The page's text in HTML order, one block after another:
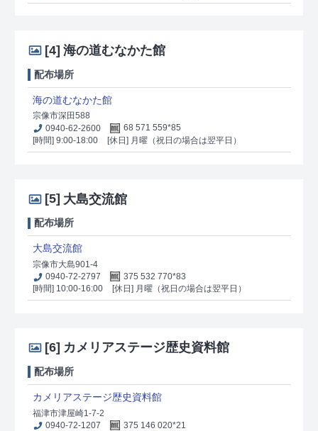
[4] 海の道むなかた館
配布場所
海の道むなかた館
宗像市深田588
0940-62-2600
68 571 559*85
[時間] 9:00-18:00
[休日] 月曜（祝日の場合は翌平日）
[5] 大島交流館
配布場所
大島交流館
宗像市大島901-4
0940-72-2797
375 532 770*83
[時間] 10:00-16:00
[休日] 月曜（祝日の場合は翌平日）
[6] カメリアステージ歴史資料館
配布場所
カメリアステージ歴史資料館
福津市津屋崎1-7-2
0940-72-1207
375 146 020*21